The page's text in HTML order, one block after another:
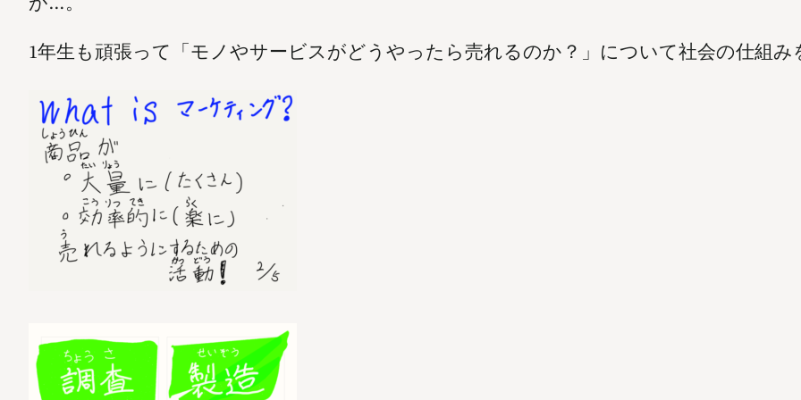
が…。
1年生も頑張って「モノやサービスがどうやったら売れるのか？」について社会の仕組み